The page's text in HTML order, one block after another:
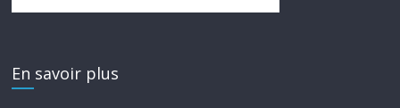
En savoir plus